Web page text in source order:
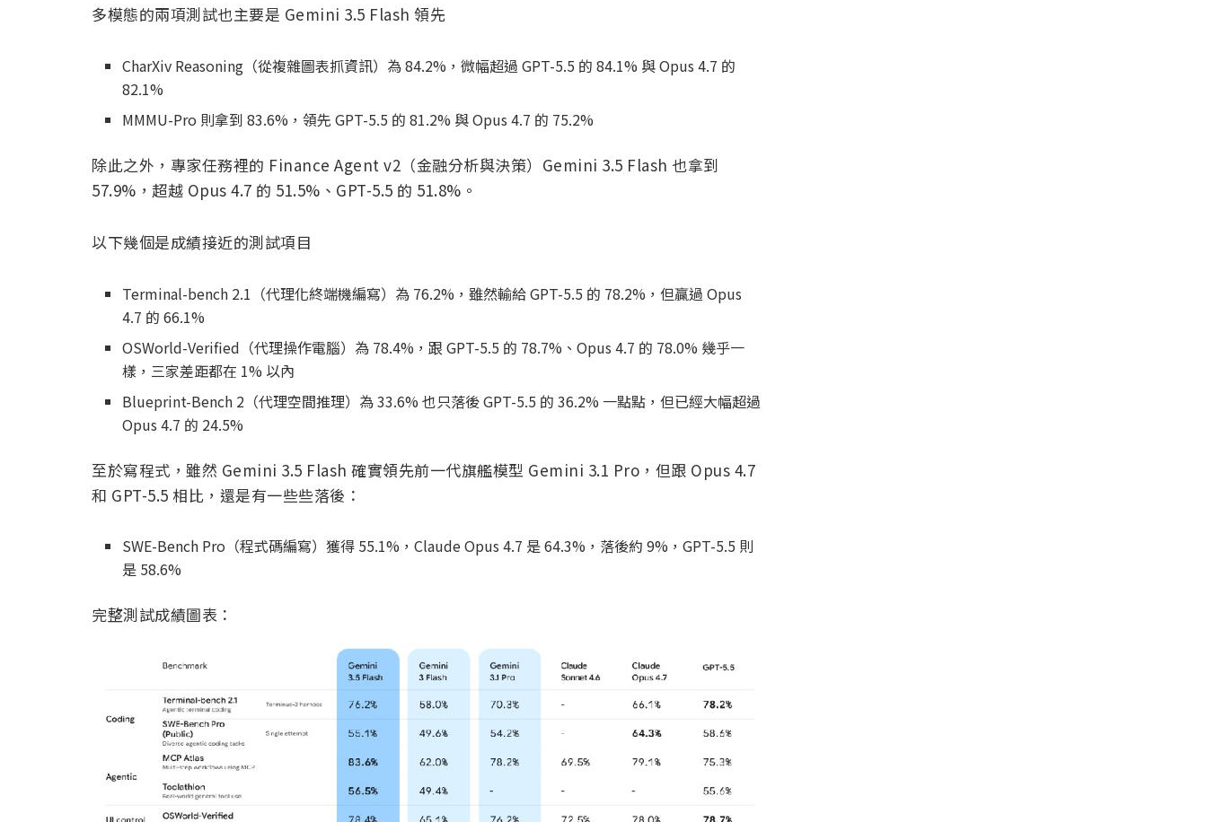
多模態的兩項測試也主要是 Gemini 3.5 Flash 領先
CharXiv Reasoning（從複雜圖表抓資訊）為 84.2%，微幅超過 GPT-5.5 的 84.1% 與 Opus 4.7 的
82.1%
MMMU-Pro 則拿到 83.6%，領先 GPT-5.5 的 81.2% 與 Opus 4.7 的 75.2%
除此之外，專家任務裡的 Finance Agent v2（金融分析與決策）Gemini 3.5 Flash 也拿到
57.9%，超越 Opus 4.7 的 51.5%、GPT-5.5 的 51.8%。
以下幾個是成績接近的測試項目
Terminal-bench 2.1（代理化終端機編寫）為 76.2%，雖然輸給 GPT-5.5 的 78.2%，但贏過 Opus
4.7 的 66.1%
OSWorld-Verified（代理操作電腦）為 78.4%，跟 GPT-5.5 的 78.7%、Opus 4.7 的 78.0% 幾乎一
樣，三家差距都在 1% 以內
Blueprint-Bench 2（代理空間推理）為 33.6% 也只落後 GPT-5.5 的 36.2% 一點點，但已經大幅超過
Opus 4.7 的 24.5%
至於寫程式，雖然 Gemini 3.5 Flash 確實領先前一代旗艦模型 Gemini 3.1 Pro，但跟 Opus 4.7
和 GPT-5.5 相比，還是有一些些落後：
SWE-Bench Pro（程式碼編寫）獲得 55.1%，Claude Opus 4.7 是 64.3%，落後約 9%，GPT-5.5 則
是 58.6%
完整測試成績圖表：